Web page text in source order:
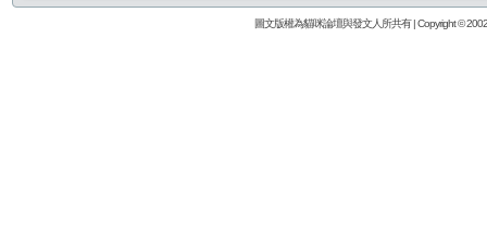
圖文版權為貓咪論壇與發文人所共有 | Copyright ©